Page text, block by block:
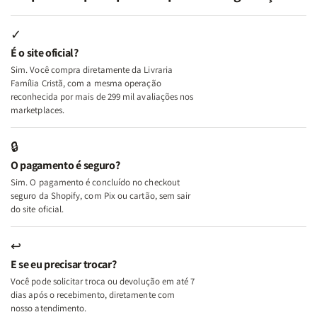
Lutas
e
Deus
+
A
Mulher
Lar
Lutas
+
A
Lar
Segundo
Segundo
✓
É o site oficial?
Sim. Você compra diretamente da Livraria
Família Cristã, com a mesma operação
reconhecida por mais de 299 mil avaliações nos
marketplaces.
🔒
O pagamento é seguro?
Sim. O pagamento é concluído no checkout
seguro da Shopify, com Pix ou cartão, sem sair
do site oficial.
↩
E se eu precisar trocar?
Você pode solicitar troca ou devolução em até 7
dias após o recebimento, diretamente com
nosso atendimento.